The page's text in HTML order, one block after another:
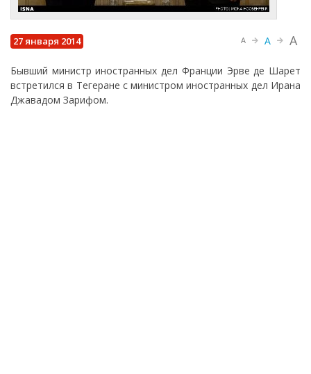
27 января 2014 A A A
Бывший министр иностранных дел Франции Эрве де Шарет
встретился в Тегеране с министром иностранных дел Ирана
Джавадом Зарифом.